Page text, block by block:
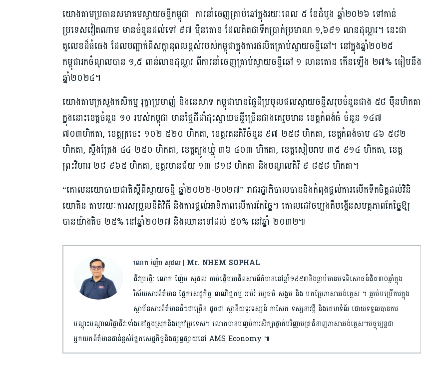
យោងតាមប្រធានសមាគមស្វាយចន្ទីកម្ពុជា ការនាំចេញគ្រាប់ឆៅក្នុងរយៈពេល ៥ ខែដំបូង ឆ្នាំ២០២៦ ទៅកាន់
ប្រទេសវៀតណាម មានចំនួនដល់ទៅ ៩៧ ម៉ឺនតោន ដែលគិតជាទឹកប្រាក់ប្រមាណ ១,៦៩១ លានដុល្លារ។ នេះជា
តួលេខដ៏ធំធេង ដែលបញ្ជាក់ពីសក្តានុពលខ្ពស់របស់កម្ពុជាក្នុងការផលិតគ្រាប់ស្វាយចន្ទីឆៅ។ នៅក្នុងឆ្នាំ២០២៥
កម្ពុជារកចំណូលបាន ១,៥ ពាន់លានដុល្លារ ពីការនាំចេញគ្រាប់ស្វាយចន្ទីឆៅ ១ លានតោន កើនឡើង ២៧% ធៀបនឹង
ឆ្នាំ២០២៤។
យោងតាមក្រសួងកសិកម្ម រុក្ខាប្រមាញ់ និងនេសាទ កម្ពុជាមានផ្ទៃដីប្រមូលផលស្វាយចន្ទីសរុបចំនួនជាង ៥៨ ម៉ឺនហិកតា
ក្នុងនោះខេត្តចំនួន ១០ របស់កម្ពុជា មានផ្ទៃដីដាំដុះស្វាយចន្ទីច្រើនជាងគេរួមមាន ខេត្តកំពង់ធំ ចំនួន ១៤៧
៧០៣ហិកតា, ខេត្តក្រចេះ ១០២ ៥២០ ហិកតា, ខេត្តរតនគិរីចំនួន ៩៧ ២៥៨ ហិកតា, ខេត្តកំពង់ចាម ៤៦ ៥៨២
ហិកតា, ស្ទឹងត្រែង ៤៤ ២៥០ ហិកតា, ខេត្តត្បូងឃ្មុំ ៣៦ ៤០៣ ហិកតា, ខេត្តសៀមរាប ៣៥ ៩១៤ ហិកតា, ខេត្ត
ព្រះវិហារ ២៨ ៩៦៥ ហិកតា, ឧត្តរមានជ័យ ១៣ ៨១៨ ហិកតា និងមណ្ឌលគិរី ៩ ៨៥៨ ហិកតា។
“គោលនយោបាយជាតិស្តីពីស្វាយចន្ទី ឆ្នាំ២០២២-២០២៧” រាជរដ្ឋាភិបាលបាននិងកំពុងផ្តល់ការលើកទឹកចិត្តដល់វិនិ
យោគិន តាមរយៈការសម្រួលនីតិវិធី និងការផ្តល់អាទិភាពលើការកែច្នៃ។ គោលដៅចម្បងគឺបង្កើនសមត្ថភាពកែច្នៃឱ្យ
បានយ៉ាងតិច ២៥% នៅឆ្នាំ២០២៧ និងឈានទៅដល់ ៥០% នៅឆ្នាំ ២០៣២៕
លោក ញ៉ែម សុផល | Mr. NHEM SOPHAL
ជីវប្រវត្តិ: លោក ញ៉ែម សុផល ចាប់ផ្តើមអាជីពសារព័ត៌មាននៅឆ្នាំ១៩៩៣និងធ្លាប់មានបទពិសោធន៍ជិត៣០ឆ្នាំក្នុង
វិស័យសារព័ត៌មាន ផ្នែកសេដ្ឋកិច្ច ពាណិជ្ជកម្ម អប់រំ វប្បធម៌ សង្គម និង បកប្រែភាសាអង់គ្លេស ។ ធ្លាប់បម្រើការក្នុង
ស្ថាប័នសារព័ត៌មានធំៗជាច្រើន ដូចជា ស្ថានីយទូរទស្សន៍ កាសែត ទស្សនាវដ្តី និងគេហទំព័រ ដោយទទួលបានការ
បណ្តុះបណ្តាលវិជ្ជាជីវៈទាំងនៅក្នុងស្រុកនិងក្រៅប្រទេស។ លោកបានបញ្ចប់ការសិក្សាថ្នាក់បរិញ្ញាបត្រជំនាញភាសាអង់គ្លេស។បច្ចុប្បន្នជា
អ្នកយកព័ត៌មានជាន់ខ្ពស់ផ្នែកសេដ្ឋកិច្ចនិង​ផ្សព្វផ្សាយនៅ AMS Economy ៕